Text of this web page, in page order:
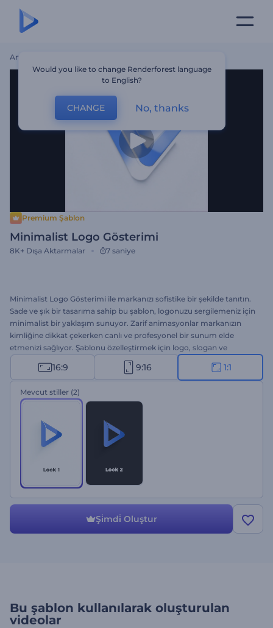
Ana Sayfa
Premium Şablon
Minimalist Logo Gösterimi
8K+ Dışa Aktarmalar 7 saniye
Minimalist Logo Gösterimi ile markanızı sofistike bir şekilde tanıtın.
Sade ve şık bir tasarıma sahip bu şablon, logonuzu sergilemeniz için
minimalist bir yaklaşım sunuyor. Zarif animasyonlar markanızın
kimliğine dikkat çekerken canlı ve profesyonel bir sunum elde
etmenizi sağlıyor. Şablonu özelleştirmek için logo, slogan ve
arkaplan müziğini ekleyin; izleyicilerde olumlu bir ilk izlenim bırakın.
Kurumsal introlar, şirket konferansı girişleri, hizmetlerin tanıtılması
gibi birçok proje için mükemmel bir seçenek. Hemen oluşturun ve
logonuzu şık bir şekilde sergileyin!
16:9 9:16 1:1
Mevcut stiller (2)
Şi̇mdi̇ Oluştur
Bu şablon kullanılarak oluşturulan
videolar
Would you like to change Renderforest language
to English?
CHANGE No, thanks